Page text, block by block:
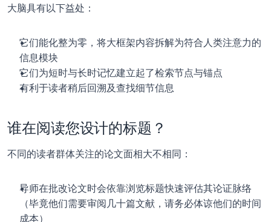
大脑具有以下益处：
它们能化整为零，将大框架内容拆解为符合人类注意力的
信息模块
它们为短时与长时记忆建立起了检索节点与锚点
有利于读者稍后回溯及查找细节信息
谁在阅读您设计的标题？
不同的读者群体关注的论文面相大不相同：
导师在批改论文时会依靠浏览标题快速评估其论证脉络
（毕竟他们需要审阅几十篇文献，请务必体谅他们的时间
成本）